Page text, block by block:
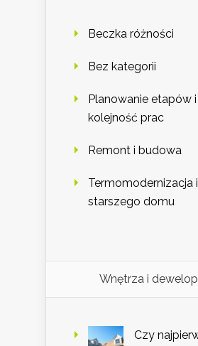
Beczka różności
Bez kategorii
Planowanie etapów i
kolejność prac
Remont i budowa
Termomodernizacja
starszego domu
Wnętrza i
Czy